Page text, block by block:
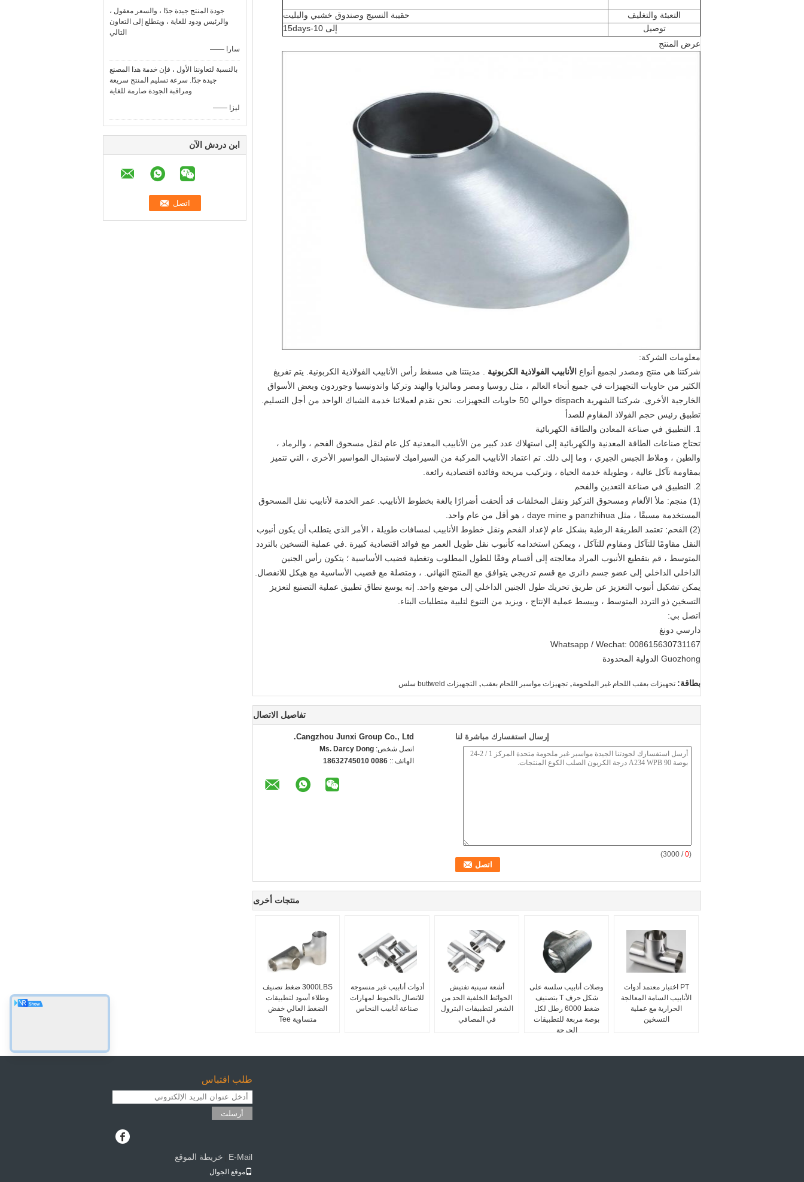
جودة المنتج جيدة جدًا ، والسعر معقول ،
والرئيس ودود للغاية ، ويتطلع إلى التعاون
التالي
—— سارا
بالنسبة لتعاوننا الأول ، فإن خدمة هذا المصنع
جيدة جدًا. سرعة تسليم المنتج سريعة
ومراقبة الجودة صارمة للغاية
—— ليزا
ابن دردش الآن
التعبئة والتغليف
حقيبة النسيج وصندوق خشبي والبليت
توصيل
إلى 10-15days
عرض المنتج
معلومات الشركة:
شركتنا هي منتج ومصدر لجميع أنواع الأنابيب الفولاذية الكربونية . مدينتنا هي مسقط رأس الأنابيب الفولاذية الكربونية. يتم تفريغ
الكثير من حاويات التجهيزات في جميع أنحاء العالم ، مثل روسيا ومصر وماليزيا والهند وتركيا واندونيسيا وجوردون وبعض الأسواق
الخارجية الأخرى. شركتنا الشهرية dispach حوالي 50 حاويات التجهيزات. نحن نقدم لعملائنا خدمة الشباك الواحد من أجل التسليم.
تطبيق رئيس حجم الفولاذ المقاوم للصدأ
1. التطبيق في صناعة المعادن والطاقة الكهربائية
تحتاج صناعات الطاقة المعدنية والكهربائية إلى استهلاك عدد كبير من الأنابيب المعدنية كل عام لنقل مسحوق الفحم ، والرماد ،
والطين ، وملاط الجبس الجيري ، وما إلى ذلك. تم اعتماد الأنابيب المركبة من السيراميك لاستبدال المواسير الأخرى ، التي تتميز
بمقاومة تآكل عالية ، وطويلة خدمة الحياة ، وتركيب مريحة وفائدة اقتصادية رائعة.
2. التطبيق في صناعة التعدين والفحم
(1) منجم: ملأ الألغام ومسحوق التركيز ونقل المخلفات قد ألحقت أضرارًا بالغة بخطوط الأنابيب. عمر الخدمة لأنابيب نقل المسحوق
المستخدمة مسبقًا ، مثل panzhihua و daye mine ، هو أقل من عام واحد.
(2) الفحم: تعتمد الطريقة الرطبة بشكل عام لإعداد الفحم ونقل خطوط الأنابيب لمسافات طويلة ، الأمر الذي يتطلب أن يكون أنبوب
النقل مقاومًا للتآكل ومقاوم للتآكل ، ويمكن استخدامه كأنبوب نقل طويل العمر مع فوائد اقتصادية كبيرة .في عملية التسخين بالتردد
المتوسط ​​، قم بتقطيع الأنبوب المراد معالجته إلى أقسام وفقًا للطول المطلوب وتغطية قضيب الأساسية ؛ يتكون رأس الجنين
الداخلي الداخلي إلى عضو جسم دائري مع قسم تدريجي يتوافق مع المنتج النهائي. ، ومتصلة مع قضيب الأساسية مع هيكل للانفصال.
يمكن تشكيل أنبوب التعزيز عن طريق تحريك طول الجنين الداخلي إلى موضع واحد. إنه يوسع نطاق تطبيق عملية التصنيع لتعزيز
التسخين ذو التردد المتوسط ​​، ويبسط عملية الإنتاج ، ويزيد من التنوع لتلبية متطلبات البناء.
اتصل بي:
دارسي دونغ
Whatsapp / Wechat: 008615630731167
Guozhong الدولية المحدودة
بطاقة: تجهيزات بعقب اللحام غير الملحومة, تجهيزات مواسير اللحام بعقب, التجهيزات buttweld سلس
تفاصيل الاتصال
Cangzhou Junxi Group Co., Ltd.
اتصل شخص: Ms. Darcy Dong
الهاتف :: 0086 18632745010
إرسال استفسارك مباشرة لنا
(
0
/ 3000)
منتجات أخرى
3000LBS ضغط تصنيف
وطلاء أسود لتطبيقات
الضغط العالي خفض
متساوية Tee
أدوات أنابيب غير منسوجة
للاتصال بالخيوط لمهارات
صناعة أنابيب النحاس
أشعة سينية تفتيش
الحوائط الخلفية الحد من
الشعر لتطبيقات البترول
في المصافي
وصلات أنابيب سلسة على
شكل حرف T بتصنيف
ضغط 6000 رطل لكل
بوصة مربعة للتطبيقات
الحرجة
PT اختبار معتمد أدوات
الأنابيب السامة المعالجة
الحرارية مع عملية
التسخين
طلب اقتباس
أرسلت
E-Mail خريطة الموقع
موقع الجوال